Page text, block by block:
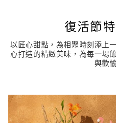
復活節
以匠心甜點，為相聚時刻添上
心打造的精緻美味，為每一場
與歡